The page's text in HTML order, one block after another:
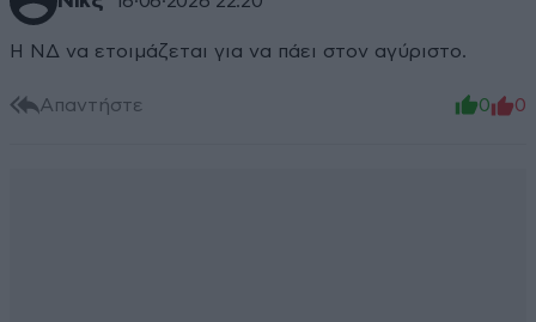
Η ΝΔ να ετοιμάζεται για να πάει στον αγύριστο.
Απαντήστε 0 0